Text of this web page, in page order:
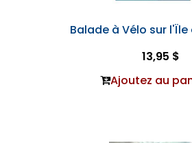
Balade à Vélo sur l'Ïle
13,95 $
Ajoutez au